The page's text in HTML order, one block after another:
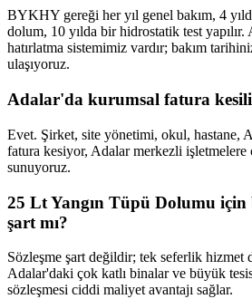
BYKHY gereği her yıl genel bakım, 4
dolum, 10 yılda bir hidrostatik test
hatırlatma sistemimiz vardır; bakım
ulaşıyoruz.
Adalar'da kurumsal fatura
Evet. Şirket, site yönetimi, okul, hastane,
fatura kesiyor, Adalar merkezli işletmelere
sunuyoruz.
25 Lt Yangın Tüpü Dolumu için
şart mı?
Sözleşme şart değildir; tek seferlik hizmet
Adalar'daki çok katlı binalar ve büyük
sözleşmesi ciddi maliyet avantajı sağlar.